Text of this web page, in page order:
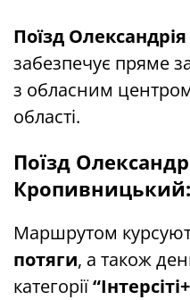
Поїзд
забезпечує пряме
з обласним
області.
Поїзд
Маршрутом
потяги, а також
категорії